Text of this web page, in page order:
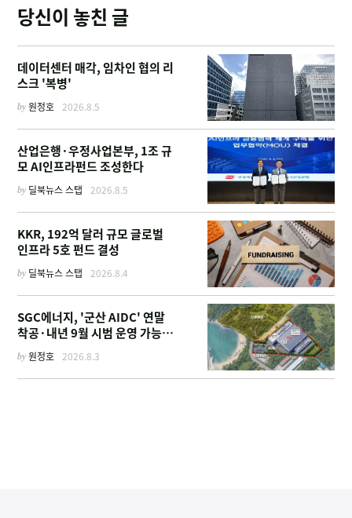
당신이 놓친 글
데이터센터 매각, 임차인 협의 리
스크 '복병'
by원정호 2026.8.5
산업은행·우정사업본부, 1조 규
모 AI인프라펀드 조성한다
by 딜북뉴스 스탭 2026.8.5
KKR, 192억 달러 규모 글로벌
인프라 5호 펀드 결성
by 딜북뉴스 스탭 2026.8.4
SGC에너지, '군산 AIDC' 연말
착공·내년 9월 시범 운영 가능한
이유
by원정호 2026.8.3